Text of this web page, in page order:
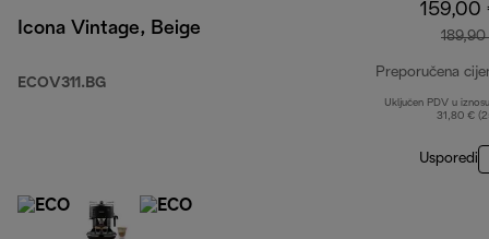
Icona Vintage, Beige
ECOV311.BG
159,00
Preporučena
Uključen PDV u
31,80 €
Usporedi